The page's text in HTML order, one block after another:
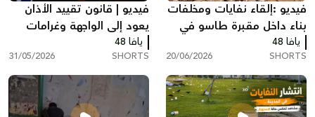
فيديو :إلقاء نفايات ومخلفات
بناء داخل مقبرة طاسو في
يافا يثير استياءً واسعاً
يافا 48
SHORTS
20/06/2026
فيديو | قانون تقييد الأذان
يعود إلى الواجهة وغرامات
مالية مشددة للمخالفين
يافا 48
SHORTS
31/05/2026